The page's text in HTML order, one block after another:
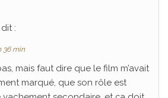
dit :
36 min
mais faut dire que le film m’avait
marqué, que son rôle est